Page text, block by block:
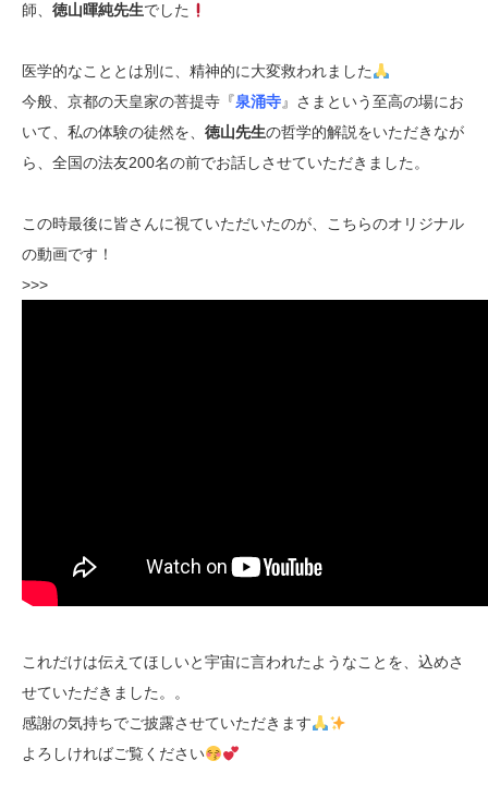
師、 徳山暉純先生でした
医学的なこととは別に、精神的に大変救われました
今般、京都の天皇家の菩提寺『泉涌寺』さまという至高の場にお
いて、私の体験の徒然を、 徳山先生の哲学的解説をいただきなが
ら、全国の法友200名の前でお話しさせていただきました。
この時最後に皆さんに視ていただいたのが、こちらのオリジナル
の動画です！
>>>
これだけは伝えてほしいと宇宙に言われたようなことを、込めさ
せていただきました。。
感謝の気持ちでご披露させていただきます
よろしければご覧ください